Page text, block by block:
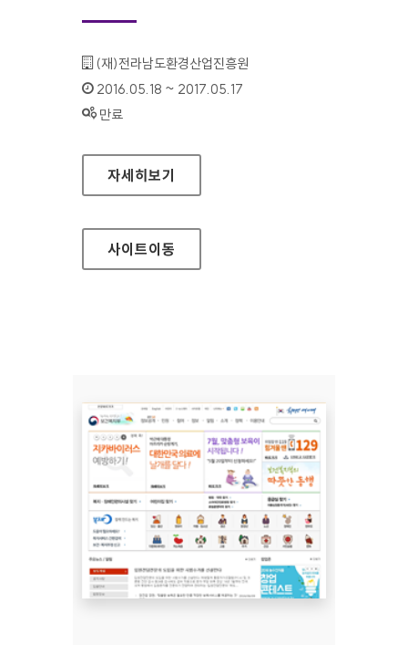
기관명 :
(재)전라남도환경산업진흥원
인증기간 :
2016.05.18 ~ 2017.05.17
상태 :
만료
전라남도환경산업진흥원 대표 홈페이지
자세히보기
사이트이동